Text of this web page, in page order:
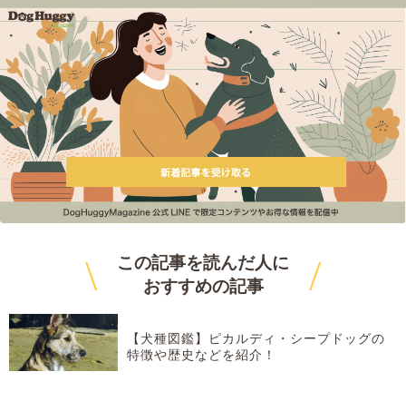
\
この記事を読んだ人に
おすすめの記事 /
【犬種図鑑】ピカルディ・シープドッグの
特徴や歴史などを紹介！